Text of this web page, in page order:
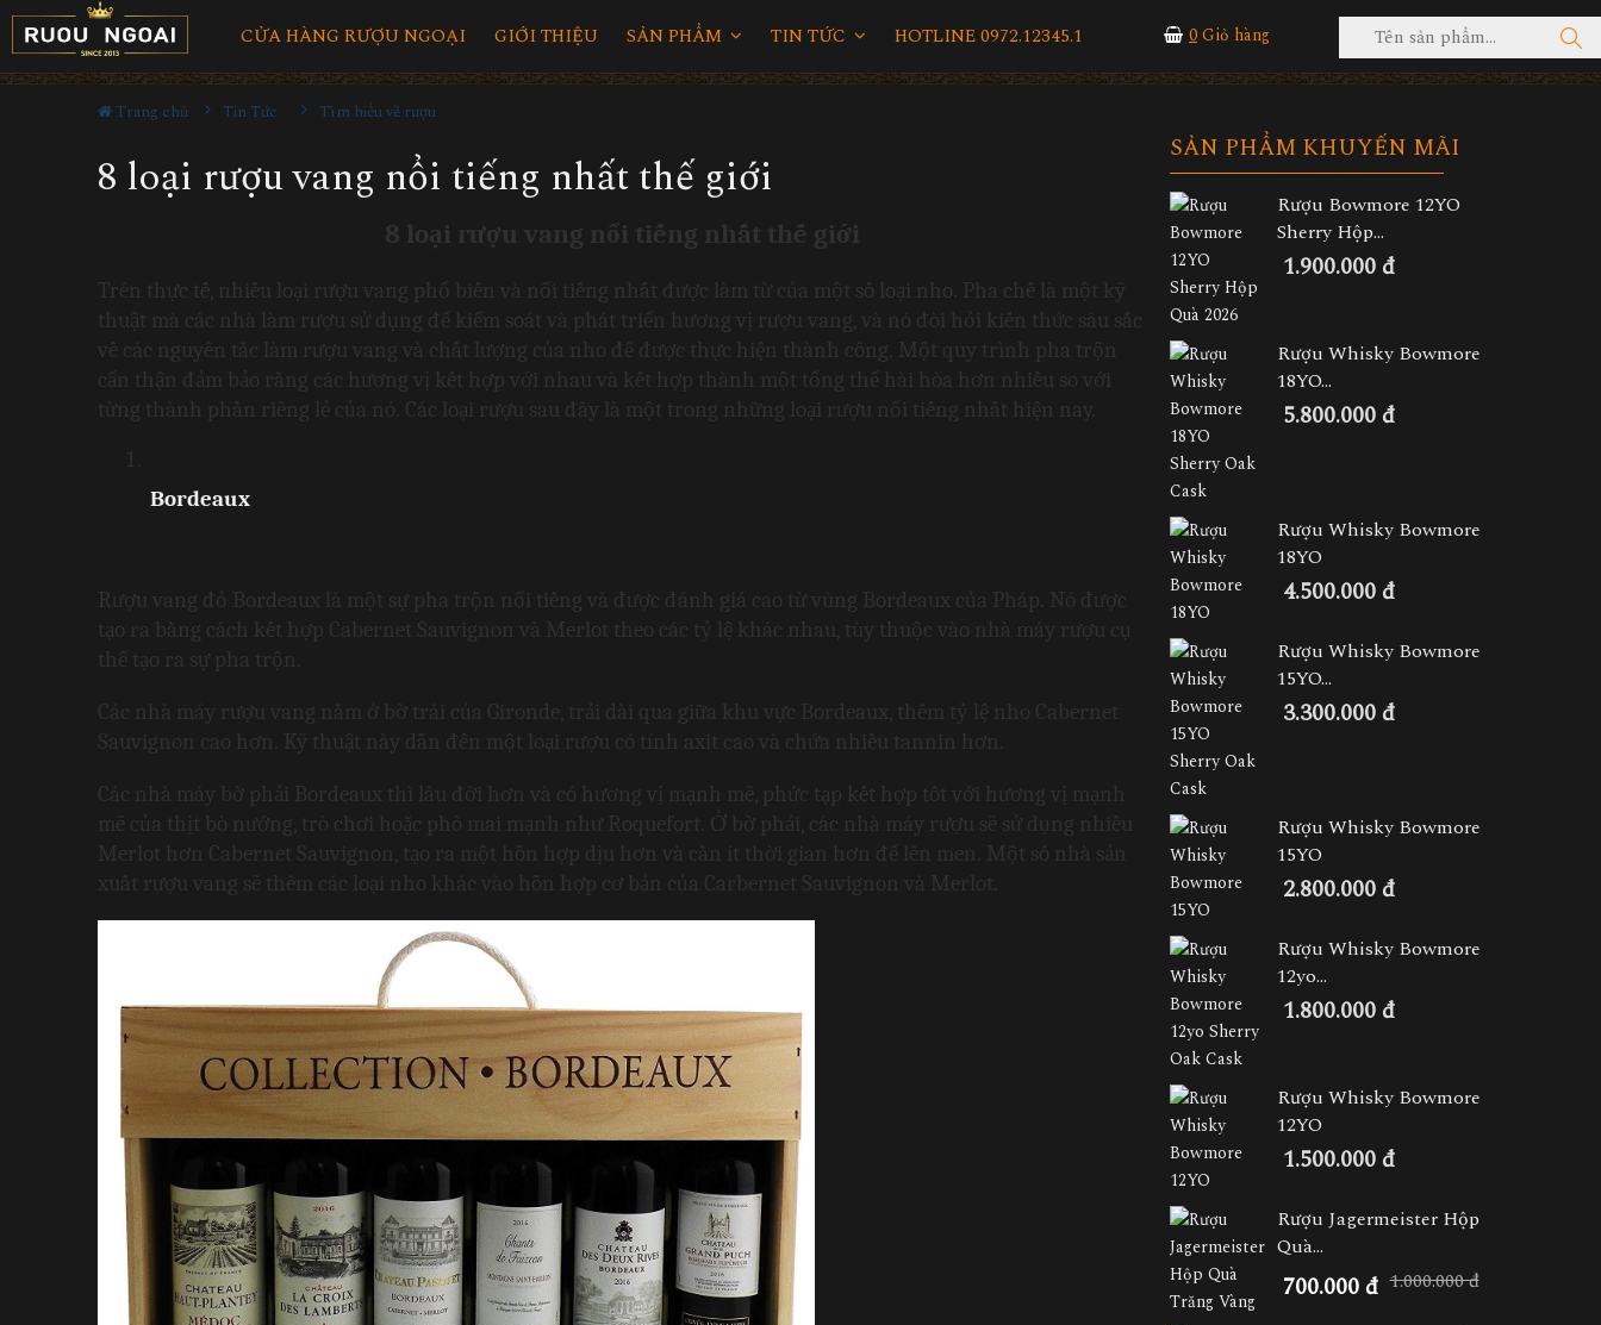
CỬA HÀNG RƯỢU NGOẠI GIỚI THIỆU SẢN PHẨM TIN TỨC HOTLINE 0972.12345.1 0Giỏ hàng
Trang chủ Tin Tức Tìm hiểu về rượu
8 loại rượu vang nổi tiếng nhất thế giới
8 loại rượu vang nổi tiếng nhất thế giới
Trên thực tế, nhiều loại rượu vang phổ biến và nổi tiếng nhất được làm từ của một số loại nho. Pha chế là một kỹ
thuật mà các nhà làm rượu sử dụng để kiểm soát và phát triển hương vị rượu vang, và nó đòi hỏi kiến ​​thức sâu sắc
về các nguyên tắc làm rượu vang và chất lượng của nho để được thực hiện thành công. Một quy trình pha trộn
cẩn thận đảm bảo rằng các hương vị kết hợp với nhau và kết hợp thành một tổng thể hài hòa hơn nhiều so với
từng thành phần riêng lẻ của nó. Các loại rượu sau đây là một trong những loại rượu nổi tiếng nhất hiện nay.
Bordeaux
Rượu vang đỏ Bordeaux là một sự pha trộn nổi tiếng và được đánh giá cao từ vùng Bordeaux của Pháp. Nó được
tạo ra bằng cách kết hợp Cabernet Sauvignon và Merlot theo các tỷ lệ khác nhau, tùy thuộc vào nhà máy rượu cụ
thể tạo ra sự pha trộn.
Các nhà máy rượu vang nằm ở bờ trái của Gironde, trải dài qua giữa khu vực Bordeaux, thêm tỷ lệ nho Cabernet
Sauvignon cao hơn. Kỹ thuật này dẫn đến một loại rượu có tính axit cao và chứa nhiều tannin hơn.
Các nhà máy bờ phải Bordeaux thì lâu đời hơn và có hương vị mạnh mẽ, phức tạp kết hợp tốt với hương vị mạnh
mẽ của thịt bò nướng, trò chơi hoặc phô mai mạnh như Roquefort. Ở bờ phải, các nhà máy rượu sẽ sử dụng nhiều
Merlot hơn Cabernet Sauvignon, tạo ra một hỗn hợp dịu hơn và cần ít thời gian hơn để lên men. Một số nhà sản
xuất rượu vang sẽ thêm các loại nho khác vào hỗn hợp cơ bản của Carbernet Sauvignon và Merlot.
SẢN PHẨM KHUYẾN MÃI
Rượu Bowmore 12YO
Sherry Hộp...
1.900.000 đ
Rượu Whisky Bowmore
18YO...
5.800.000 đ
Rượu Whisky Bowmore
18YO
4.500.000 đ
Rượu Whisky Bowmore
15YO...
3.300.000 đ
Rượu Whisky Bowmore
15YO
2.800.000 đ
Rượu Whisky Bowmore
12yo...
1.800.000 đ
Rượu Whisky Bowmore
12YO
1.500.000 đ
Rượu Jagermeister Hộp
Quà...
700.000 đ 1.000.000 đ